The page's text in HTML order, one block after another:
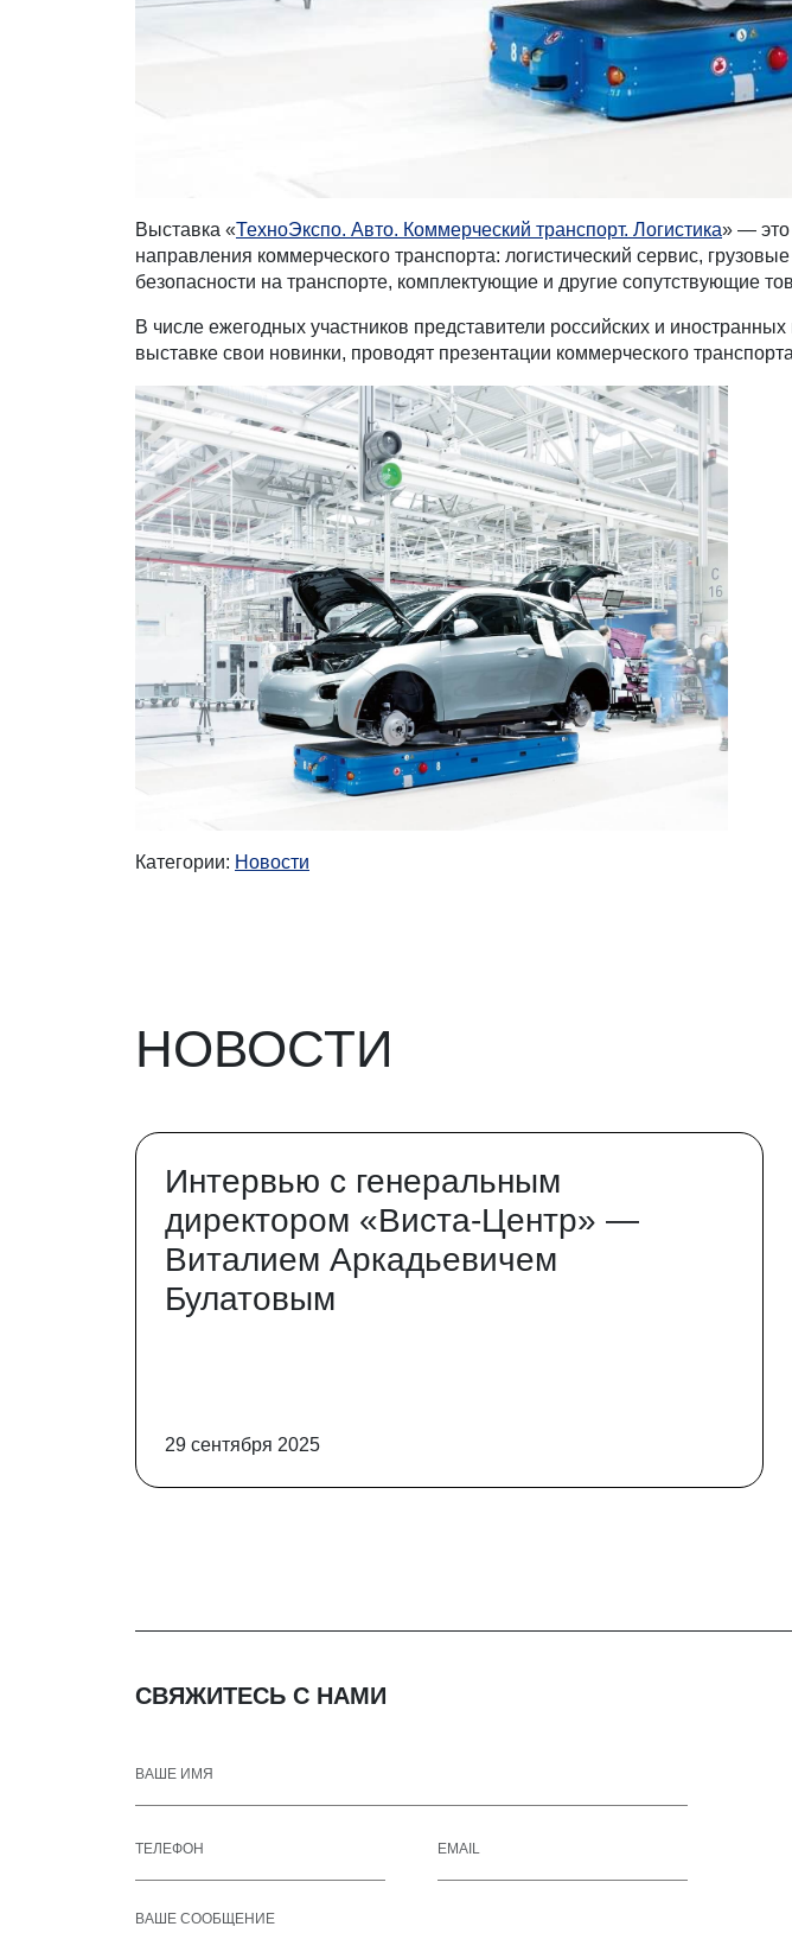
Выставка «ТехноЭкспо. Авто. Коммерческий транспорт. Логистика» — это
направления коммерческого транспорта: логистический сервис,
безопасности на транспорте, комплектующие и другие сопутствующие
В числе ежегодных участников представители российских и
выставке свои новинки, проводят презентации коммерческого
Категории: Новости
НОВОСТИ
Интервью с генеральным
директором «Виста-Центр» —
Виталием Аркадьевичем
Булатовым
29 сентября 2025
СВЯЖИТЕСЬ С НАМИ